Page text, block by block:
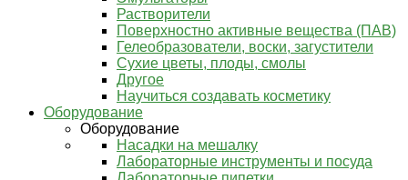
Растворители
Поверхностно активные вещества (ПАВ)
Гелеобразователи, воски, загустители
Сухие цветы, плоды, смолы
Другое
Научиться создавать косметику
Оборудование
Оборудование
Насадки на мешалку
Лабораторные инструменты и посуда